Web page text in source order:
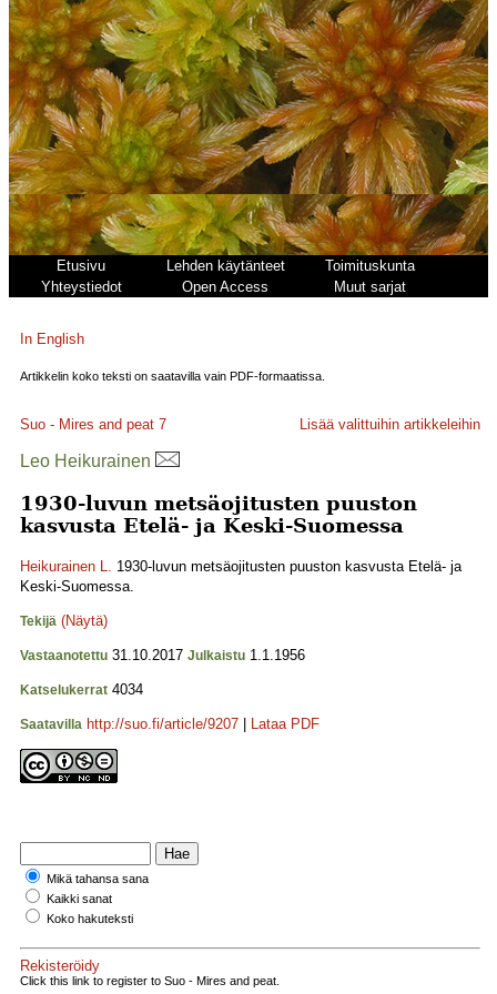
Etusivu Lehden käytänteet
Toimituskunta
Yhteystiedot
Open Access Muut sarjat
In English
Artikkelin koko teksti on saatavilla vain PDF-formaatissa.
Suo - Mires and peat 7 Lisää valittuihin artikkeleihin
Leo Heikurainen
1930-luvun metsäojitusten puuston
kasvusta Etelä- ja Keski-Suomessa
Heikurainen L. 1930-luvun metsäojitusten puuston kasvusta Etelä- ja
Keski-Suomessa.
Tekijä (Näytä)
Vastaanotettu 31.10.2017 Julkaistu 1.1.1956
Katselukerrat 4034
Saatavilla http://suo.fi/article/9207 Lataa PDF
Mikä tahansa sana
Kaikki sanat
Koko hakuteksti
Rekisteröidy
Click this link to register to Suo - Mires and peat.